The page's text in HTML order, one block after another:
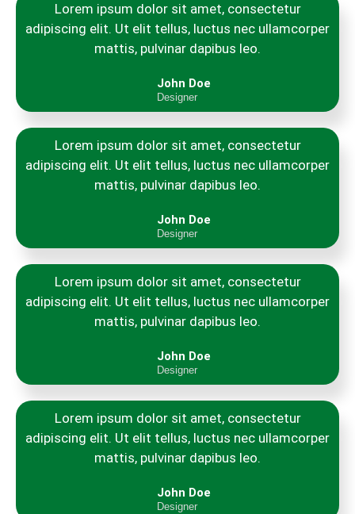
Lorem ipsum dolor sit amet, consectetur
adipiscing elit. Ut elit tellus, luctus nec ullamcorper
mattis, pulvinar dapibus leo.
John Doe
Designer
Lorem ipsum dolor sit amet, consectetur
adipiscing elit. Ut elit tellus, luctus nec ullamcorper
mattis, pulvinar dapibus leo.
John Doe
Designer
Lorem ipsum dolor sit amet, consectetur
adipiscing elit. Ut elit tellus, luctus nec ullamcorper
mattis, pulvinar dapibus leo.
John Doe
Designer
Lorem ipsum dolor sit amet, consectetur
adipiscing elit. Ut elit tellus, luctus nec ullamcorper
mattis, pulvinar dapibus leo.
John Doe
Designer